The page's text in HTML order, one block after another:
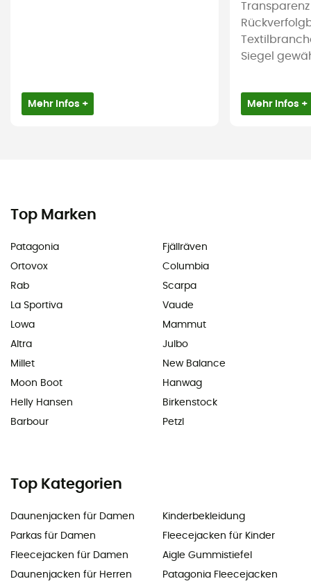
Mehr Infos +
Siegel
Mehr Infos +
Top Marken
Patagonia
Ortovox
Rab
La Sportiva
Lowa
Altra
Millet
Moon Boot
Helly Hansen
Barbour
Fjällräven
Columbia
Scarpa
Vaude
Mammut
Julbo
New Balance
Hanwag
Birkenstock
Petzl
Top Kategorien
Daunenjacken für Damen
Parkas für Damen
Fleecejacken für Damen
Daunenjacken für Herren
Kinderbekleidung
Fleecejacken für Kinder
Aigle Gummistiefel
Patagonia Fleecejacken